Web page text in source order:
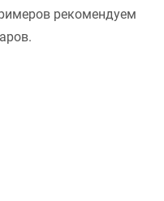
рекомендуем